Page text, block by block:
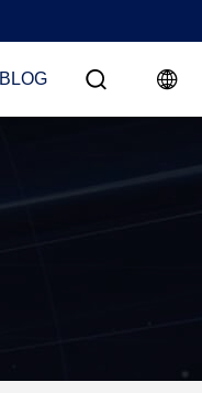
BLOG